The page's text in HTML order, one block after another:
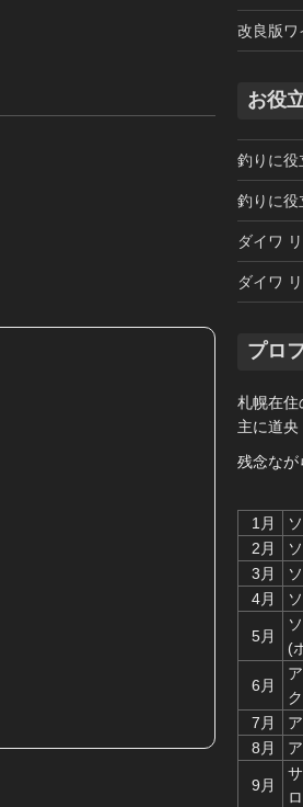
改良版ワ
お役
釣りに役
釣りに役
ダイワ
ダイワ
プロ
札幌在住
主に道
残念なが
1月
2月
3月
4月
5月
(
6月
7月
8月
9月